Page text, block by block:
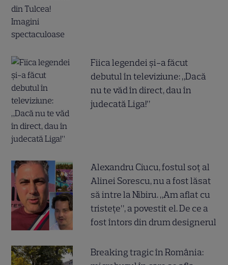
Fiica legendei și-a făcut
debutul în televiziune: „Dacă
nu te văd în direct, dau în
judecată Liga!”
Alexandru Ciucu, fostul soț al
Alinei Sorescu, nu a fost lăsat
să intre la Nibiru. „Am aflat cu
tristețe”, a povestit el. De ce a
fost întors din drum designerul
Breaking tragic în România: